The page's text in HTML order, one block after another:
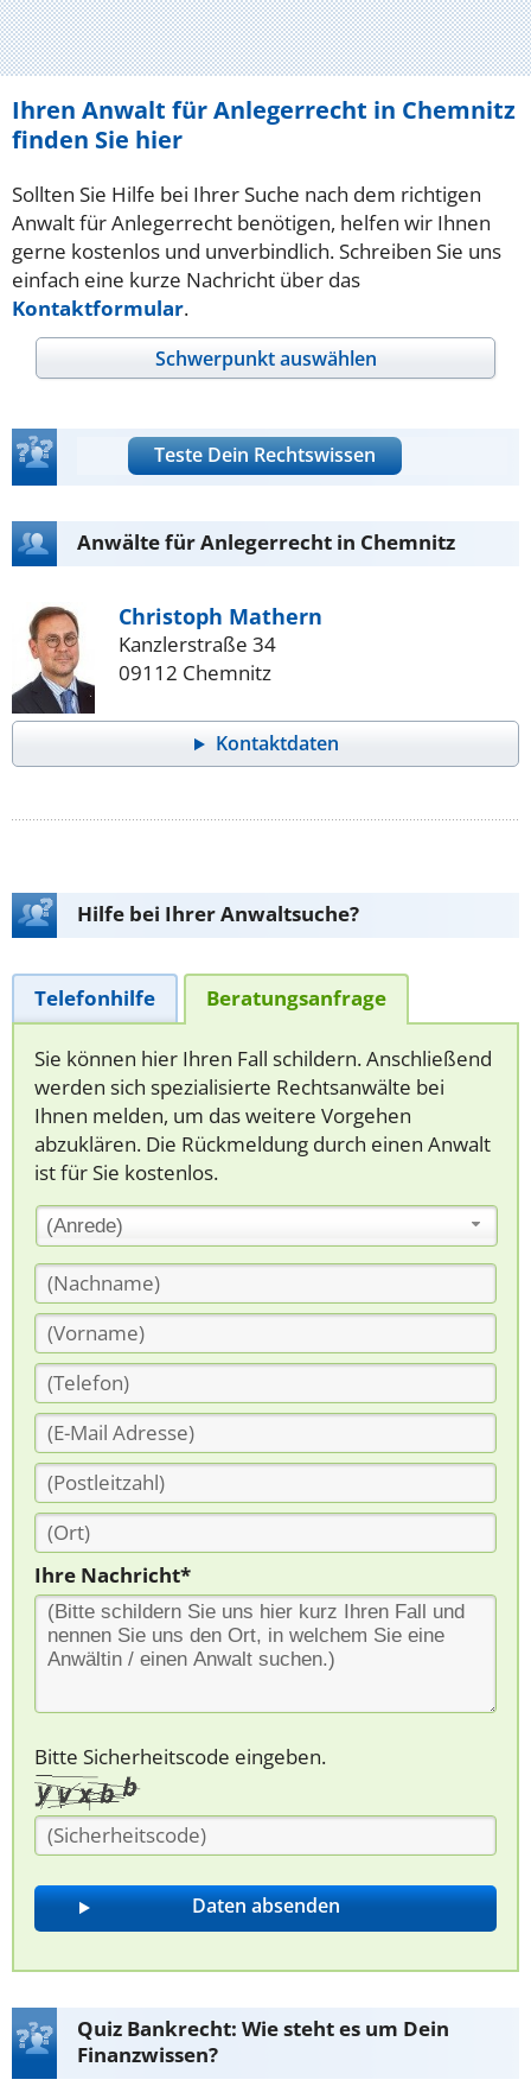
Ihren Anwalt für Anlegerrecht in Chemnitz
finden Sie hier
Sollten Sie Hilfe bei Ihrer Suche nach dem richtigen
Anwalt für Anlegerrecht benötigen, helfen wir Ihnen
gerne kostenlos und unverbindlich. Schreiben Sie uns
einfach eine kurze Nachricht über das
Kontaktformular.
Schwerpunkt auswählen
Teste Dein Rechtswissen
Anwälte für Anlegerrecht in Chemnitz
Christoph Mathern
Kanzlerstraße 34
09112 Chemnitz
Kontaktdaten
Hilfe bei Ihrer Anwaltsuche?
Telefonhilfe Beratungsanfrage
Sie können hier Ihren Fall schildern. Anschließend
werden sich spezialisierte Rechtsanwälte bei
Ihnen melden, um das weitere Vorgehen
abzuklären. Die Rückmeldung durch einen Anwalt
ist für Sie kostenlos.
(Anrede)
Ihre Nachricht*
Bitte Sicherheitscode eingeben.
Quiz Bankrecht: Wie steht es um Dein
Finanzwissen?